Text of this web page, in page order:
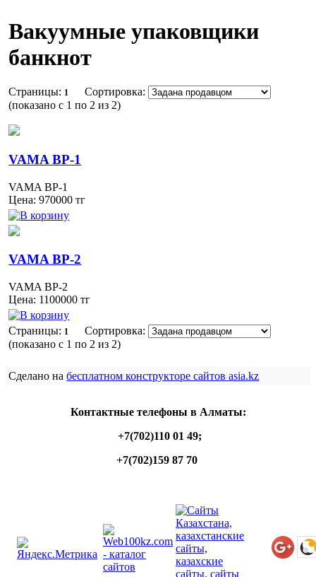
Вакуумные упаковщики
банкнот
Страницы: 1
Сортировка:
(показанос 1 по 2 из 2)
VAMA BP-1
VAMA BP-1
Цена:970000 тг
VAMA BP-2
VAMA BP-2
Цена: 1100000 тг
Страницы: 1
Сортировка:
(показанос 1 по 2 из 2)
Сделано набесплатном конструкторе сайтов asia.kz
Контактные телефоны в Алматы:
+7(702)110 01 49;
+7(702)159 87 70